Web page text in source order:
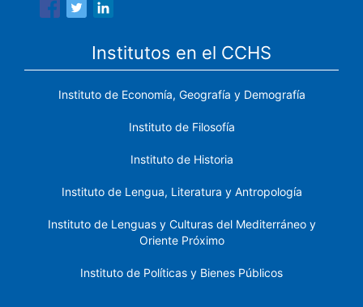
Institutos en el CCHS
Instituto de Economía, Geografía y Demografía
Instituto de Filosofía
Instituto de Historia
Instituto de Lengua, Literatura y Antropología
Instituto de Lenguas y Culturas del Mediterráneo y
Oriente Próximo
Instituto de Políticas y Bienes Públicos